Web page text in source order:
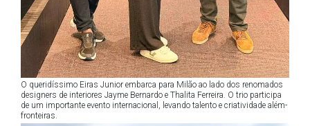
O queridíssimo Eiras Junior embarca para Milão ao lado dos renomados
designers de interiores Jayme Bernardo e Thalita Ferreira. O trio participa
de um importante evento internacional, levando talento e criatividade além-
fronteiras.